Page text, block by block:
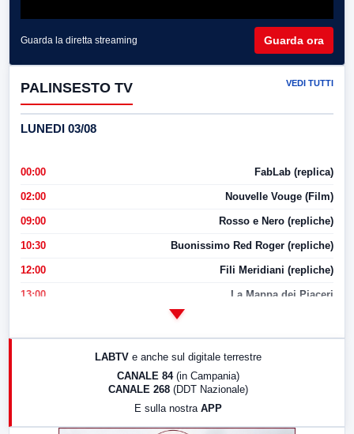
Guarda la diretta streaming Guarda ora
PALINSESTO TV VEDI TUTTI
LUNEDI 03/08
00:00 FabLab (replica)
02:00 Nouvelle Vouge (Film)
09:00 Rosso e Nero (repliche)
10:30 Buonissimo Red Roger (repliche)
12:00 Fili Meridiani (repliche)
13:00 La Mappa dei Piaceri
17:00 LabNews (replica)
LABTV e anche sul digitale terrestre
CANALE 84 (in Campania)
CANALE 268 (DDT Nazionale)
E sulla nostra APP